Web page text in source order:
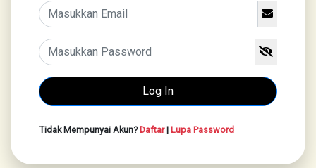
Tidak Mempunyai Akun?Daftar| Lupa Password